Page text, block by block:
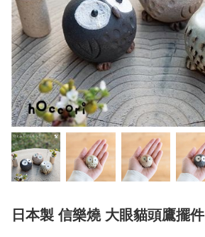
日本製 信樂燒 大眼貓頭鷹擺件